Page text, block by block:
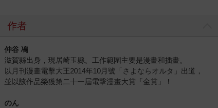
作者
仲谷 鳰
滋賀縣出身，現居崎玉縣。工作範圍主要是漫畫和插畫。
以月刊漫畫電擊大王2014年10月號「さよならオルタ」出道，
並以該作品榮獲第二十一屆電撃漫畫大賞「金賞」！
のん